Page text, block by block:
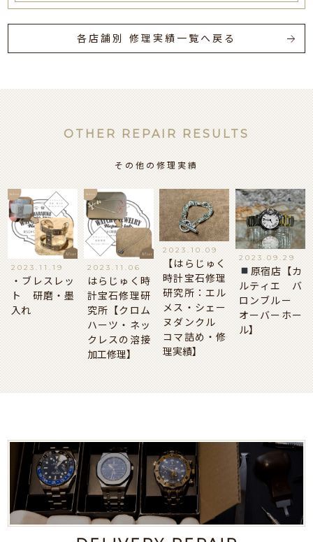
各店舗別 修理実績一覧へ戻る
OTHER REPAIR RESULTS
その他の修理実績
2023.11.19
・ブレスレッ
ト 研磨・墨
入れ
2023.11.06
はらじゅく時
計宝石修理研
究所【クロム
ハーツ・ネッ
クレスの溶接
加工修理】
2023.10.09
【はらじゅく
時計宝石修理
研究所：エル
メス・シェー
ヌダンクル
コマ詰め・修
理実績】
2023.09.29
原宿店【カ
ルティエ バ
ロンブルー
オーバーホー
ル】